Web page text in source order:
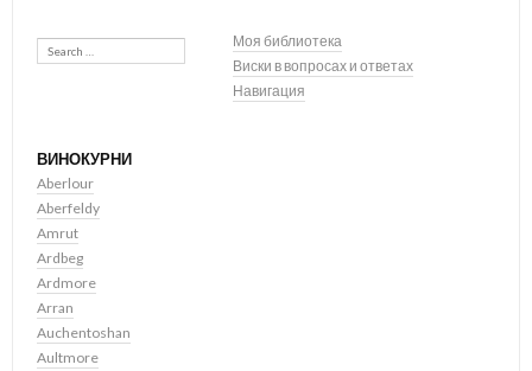
Search
Моя библиотека
Виски в вопросах и ответах
Навигация
ВИНОКУРНИ
Aberlour
Aberfeldy
Amrut
Ardbeg
Ardmore
Arran
Auchentoshan
Aultmore